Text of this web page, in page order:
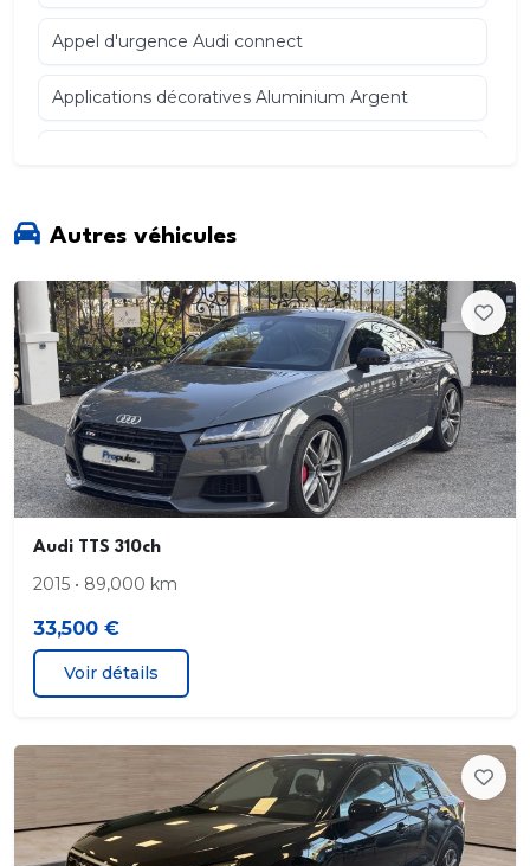
Appel d'urgence Audi connect
Applications décoratives Aluminium Argent
horizontal et vertical
Appuis lombaires à 4 axes pour les sièges AV
Assise et dossier de banquette AR
divisée
rabattable 40/20/40
Audi Connect Navigation et Divertissement
Audi Connect sécurité et assistance en ligne
Audi Drive Select
Autres véhicules
Audi TTS 310ch
2015 • 89,000 km
33,500 €
Voir détails